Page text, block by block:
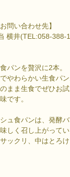
問い合わせ先】
横井(TEL:058-388-
パンを贅沢に2本。
やわらかい生食パン
まま生食でぜひお試
です。
ュ食パンは、発酵バ
しく召し上がってい
ックリ、中はとろ